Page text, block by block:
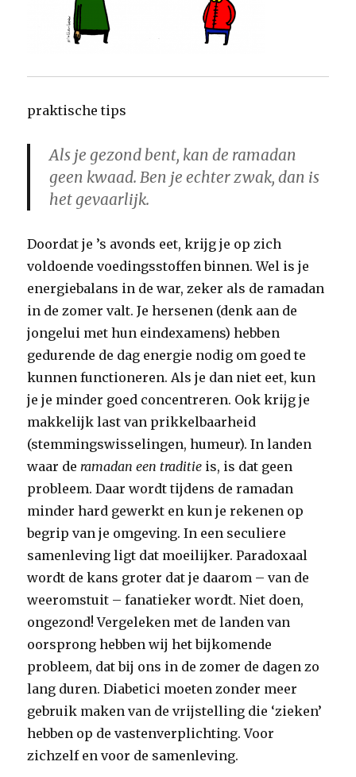
praktische tips
Als je gezond bent, kan de ramadan
geen kwaad. Ben je echter zwak, dan is
het gevaarlijk.
Doordat je ’s avonds eet, krijg je op zich
voldoende voedingsstoffen binnen. Wel is je
energiebalans in de war, zeker als de ramadan
in de zomer valt. Je hersenen (denk aan de
jongelui met hun eindexamens) hebben
gedurende de dag energie nodig om goed te
kunnen functioneren. Als je dan niet eet, kun
je je minder goed concentreren. Ook krijg je
makkelijk last van prikkelbaarheid
(stemmingswisselingen, humeur). In landen
waar deramadan een traditie is, is dat geen
probleem. Daar wordt tijdens de ramadan
minder hard gewerkt en kun je rekenen op
begrip van je omgeving. In een seculiere
samenleving ligt dat moeilijker. Paradoxaal
wordt de kans groter dat je daarom – van de
weeromstuit – fanatieker wordt. Niet doen,
ongezond! Vergeleken met de landen van
oorsprong hebben wij het bijkomende
probleem, dat bij ons in de zomer de dagen zo
lang duren. Diabetici moeten zonder meer
gebruik maken van de vrijstelling die ‘zieken’
hebben op de vastenverplichting. Voor
zichzelf en voor de samenleving.